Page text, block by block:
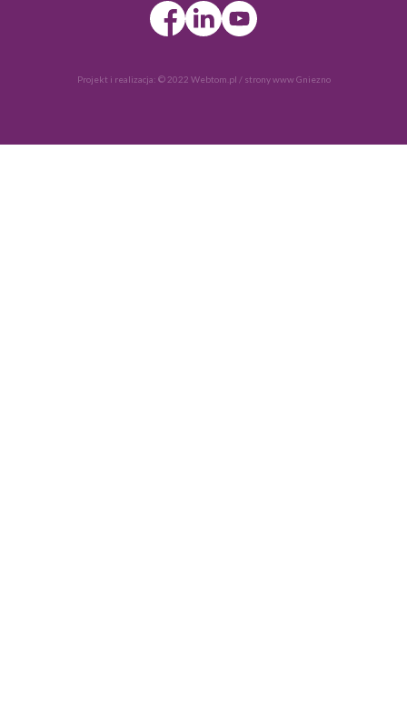
Projekt i realizacja: © 2022 Webtom.pl / strony www Gniezno